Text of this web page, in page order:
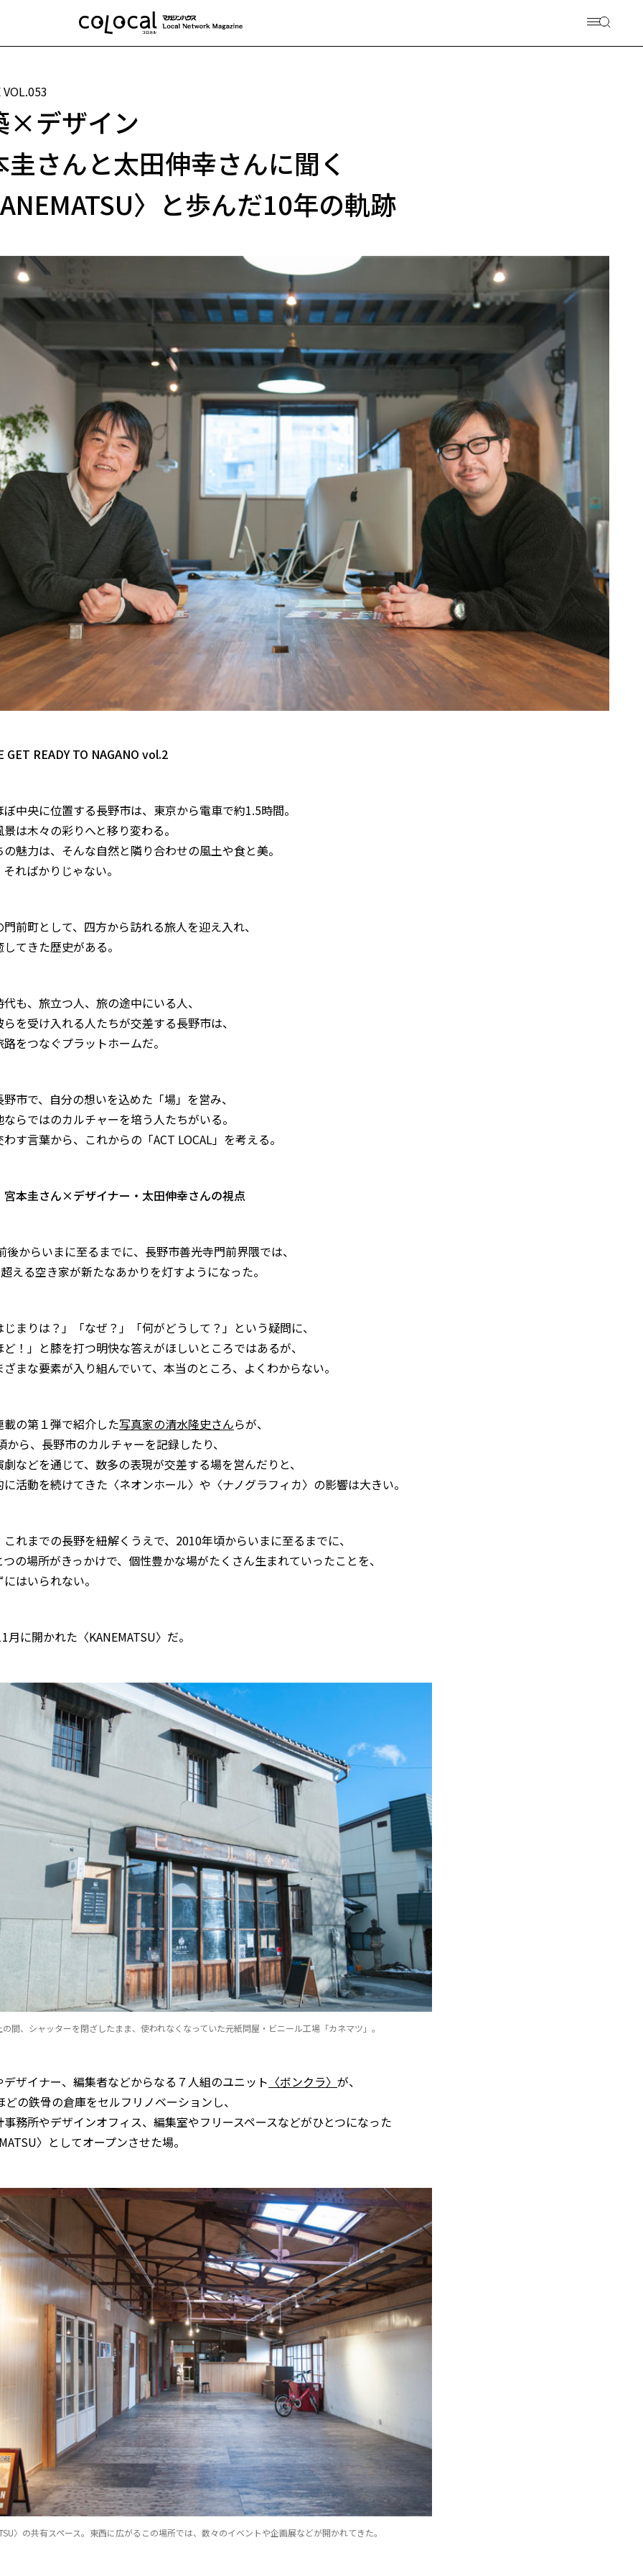
VOL.053
×デザイン
圭さんと太田伸幸さんに聞く
〉と歩んだ10年の軌跡
GET READY TO NAGANO vol.2
中央に位置する長野市は、東京から電車で約1.5時間。
は木々の彩りへと移り変わる。
魅力は、そんな自然と隣り合わせの風土や食と美。
ればかりじゃない。
前町として、四方から訪れる旅人を迎え入れ、
てきた歴史がある。
も、旅立つ人、旅の途中にいる人、
を受け入れる人たちが交差する長野市は、
をつなぐプラットホームだ。
市で、自分の想いを込めた「場」を営み、
らではのカルチャーを培う人たちがいる。
す言葉から、これからの「ACT LOCAL」を考える。
宮本圭さん×デザイナー・太田伸幸さんの視点
後からいまに至るまでに、長野市善光寺門前界隈では、
える空き家が新たなあかりを灯すようになった。
まりは？」「なぜ？」「何がどうして？」という疑問に、
！」と膝を打つ明快な答えがほしいところではあるが、
まな要素が入り組んでいて、本当のところ、よくわからない。
載の第１弾で紹介した写真家の清水隆史さんらが、
から、長野市のカルチャーを記録したり、
などを通じて、数多の表現が交差する場を営んだりと、
活動を続けてきた〈ネオンホール〉や〈ナノグラフィカ〉の影響は大きい。
れまでの長野を紐解くうえで、2010年頃からいまに至るまでに、
の場所がきっかけで、個性豊かな場がたくさん生まれていったことを、
はいられない。
月に開かれた〈KANEMATSU〉だ。
間、シャッターを閉ざしたまま、使われなくなっていた元紙問屋・ビニール工場「カネマツ」。
デザイナー、編集者などからなる７人組のユニット 〈ボンクラ〉 が、
どの鉄骨の倉庫をセルフリノベーションし、
事務所やデザインオフィス、編集室やフリースペースなどがひとつになった
〉としてオープンさせた場。
〉の共有スペース。東西に広がるこの場所では、数々のイベントや企画展などが開かれてきた。